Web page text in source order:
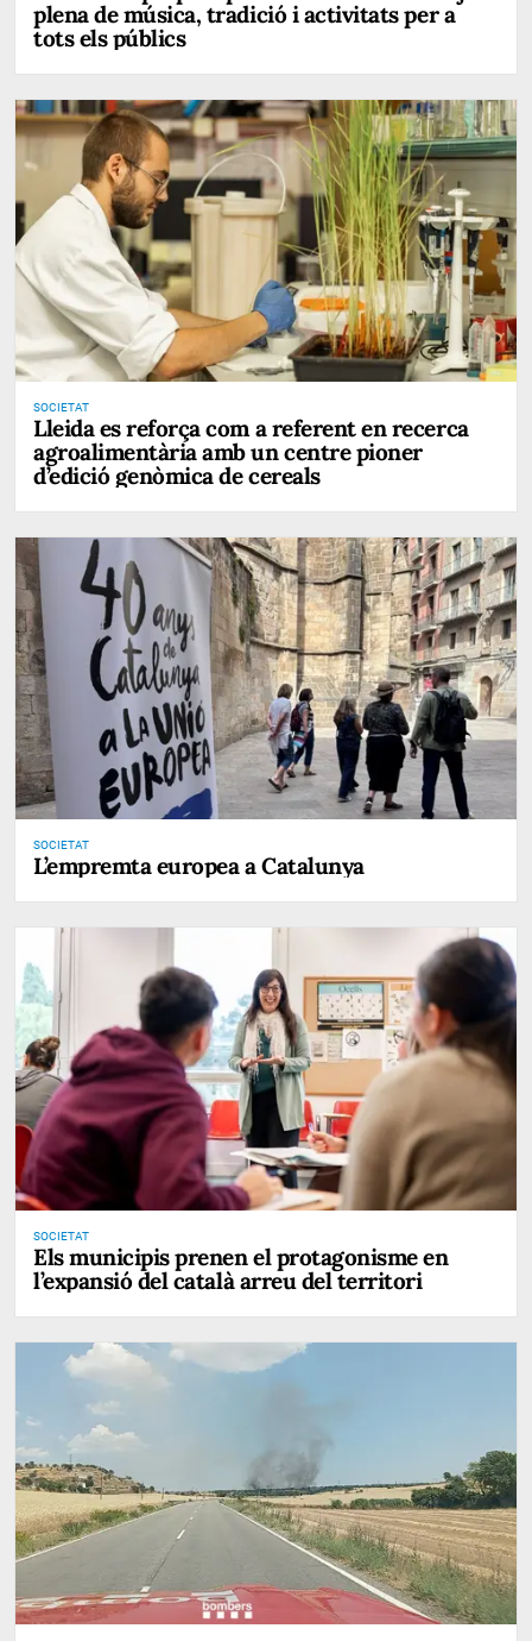
plena de música, tradició i activitats per a
tots els públics
SOCIETAT
Lleida es reforça com a referent en recerca
agroalimentària amb un centre pioner
d’edició genòmica de cereals
SOCIETAT
L’empremta europea a Catalunya
SOCIETAT
Els municipis prenen el protagonisme en
l’expansió del català arreu del territori